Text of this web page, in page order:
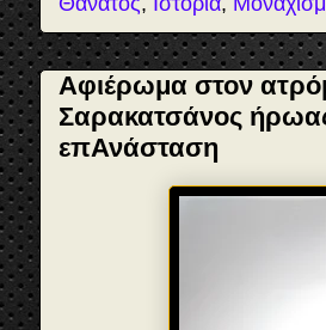
Αφιέρωμα στον
Σαρακατσάνος
επΑνάσταση